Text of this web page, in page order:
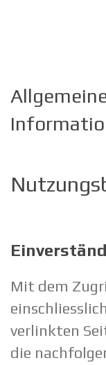
Mit dem
verlinkten
die